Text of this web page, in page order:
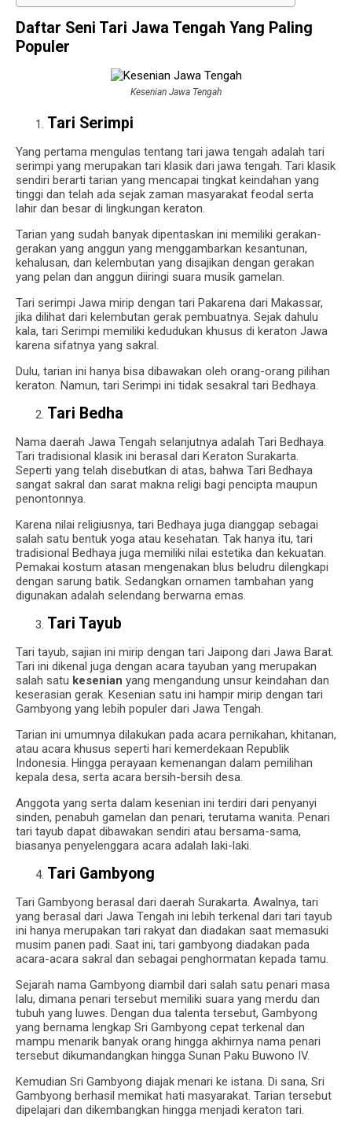
Daftar Seni Tari Jawa Tengah Yang Paling
Populer
Kesenian Jawa Tengah
Tari Serimpi
Yang pertama mengulas tentang tari jawa tengah adalah tari
serimpi yang merupakan tari klasik dari jawa tengah. Tari klasik
sendiri berarti tarian yang mencapai tingkat keindahan yang
tinggi dan telah ada sejak zaman masyarakat feodal serta
lahir dan besar di lingkungan keraton.
Tarian yang sudah banyak dipentaskan ini memiliki gerakan-
gerakan yang anggun yang menggambarkan kesantunan,
kehalusan, dan kelembutan yang disajikan dengan gerakan
yang pelan dan anggun diiringi suara musik gamelan.
Tari serimpi Jawa mirip dengan tari Pakarena dari Makassar,
jika dilihat dari kelembutan gerak pembuatnya. Sejak dahulu
kala, tari Serimpi memiliki kedudukan khusus di keraton Jawa
karena sifatnya yang sakral.
Dulu, tarian ini hanya bisa dibawakan oleh orang-orang pilihan
keraton. Namun, tari Serimpi ini tidak sesakral tari Bedhaya.
Tari Bedha
Nama daerah Jawa Tengah selanjutnya adalah Tari Bedhaya.
Tari tradisional klasik ini berasal dari Keraton Surakarta.
Seperti yang telah disebutkan di atas, bahwa Tari Bedhaya
sangat sakral dan sarat makna religi bagi pencipta maupun
penontonnya.
Karena nilai religiusnya, tari Bedhaya juga dianggap sebagai
salah satu bentuk yoga atau kesehatan. Tak hanya itu, tari
tradisional Bedhaya juga memiliki nilai estetika dan kekuatan.
Pemakai kostum atasan mengenakan blus beludru dilengkapi
dengan sarung batik. Sedangkan ornamen tambahan yang
digunakan adalah selendang berwarna emas.
Tari Tayub
Tari tayub, sajian ini mirip dengan tari Jaipong dari Jawa Barat.
Tari ini dikenal juga dengan acara tayuban yang merupakan
salah satu kesenian yang mengandung unsur keindahan dan
keserasian gerak. Kesenian satu ini hampir mirip dengan tari
Gambyong yang lebih populer dari Jawa Tengah.
Tarian ini umumnya dilakukan pada acara pernikahan, khitanan,
atau acara khusus seperti hari kemerdekaan Republik
Indonesia. Hingga perayaan kemenangan dalam pemilihan
kepala desa, serta acara bersih-bersih desa.
Anggota yang serta dalam kesenian ini terdiri dari penyanyi
sinden, penabuh gamelan dan penari, terutama wanita. Penari
tari tayub dapat dibawakan sendiri atau bersama-sama,
biasanya penyelenggara acara adalah laki-laki.
Tari Gambyong
Tari Gambyong berasal dari daerah Surakarta. Awalnya, tari
yang berasal dari Jawa Tengah ini lebih terkenal dari tari tayub
ini hanya merupakan tari rakyat dan diadakan saat memasuki
musim panen padi. Saat ini, tari gambyong diadakan pada
acara-acara sakral dan sebagai penghormatan kepada tamu.
Sejarah nama Gambyong diambil dari salah satu penari masa
lalu, dimana penari tersebut memiliki suara yang merdu dan
tubuh yang luwes. Dengan dua talenta tersebut, Gambyong
yang bernama lengkap Sri Gambyong cepat terkenal dan
mampu menarik banyak orang hingga akhirnya nama penari
tersebut dikumandangkan hingga Sunan Paku Buwono IV.
Kemudian Sri Gambyong diajak menari ke istana. Di sana, Sri
Gambyong berhasil memikat hati masyarakat. Tarian tersebut
dipelajari dan dikembangkan hingga menjadi keraton tari.